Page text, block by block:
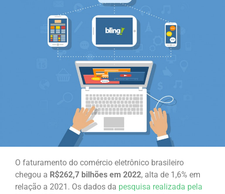
O faturamento do comércio eletrônico brasileiro
chegou a R$262,7 bilhões em 2022, alta de 1,6% em
relação a 2021. Os dados da pesquisa realizada pela